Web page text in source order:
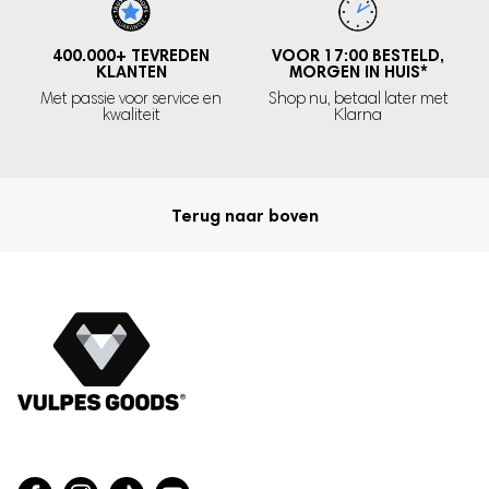
Geschikt voor baby’s vanaf 5 maanden
Verstelbare banden voor een comfortabele, veilige
Met de Vulpes Goods® BabyCare – Baby
elke ouder en een geweldig cadeau voor baby’s die
hun eerste stappen zetten!
400.000+ TEVREDEN
KLANTEN
Met passie voor service en
kwaliteit
VOOR 17:00 BESTELD,
MORGEN IN HUIS*
Shop nu, betaal later met
Klarna
Terug naar boven